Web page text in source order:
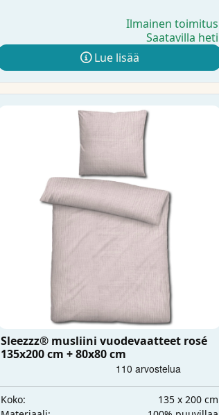
Ilmainen toimitus
Saatavilla heti
Lue lisää
Sleezzz® musliini vuodevaatteet rosé
135x200 cm + 80x80 cm
Koko:
135 x 200 cm